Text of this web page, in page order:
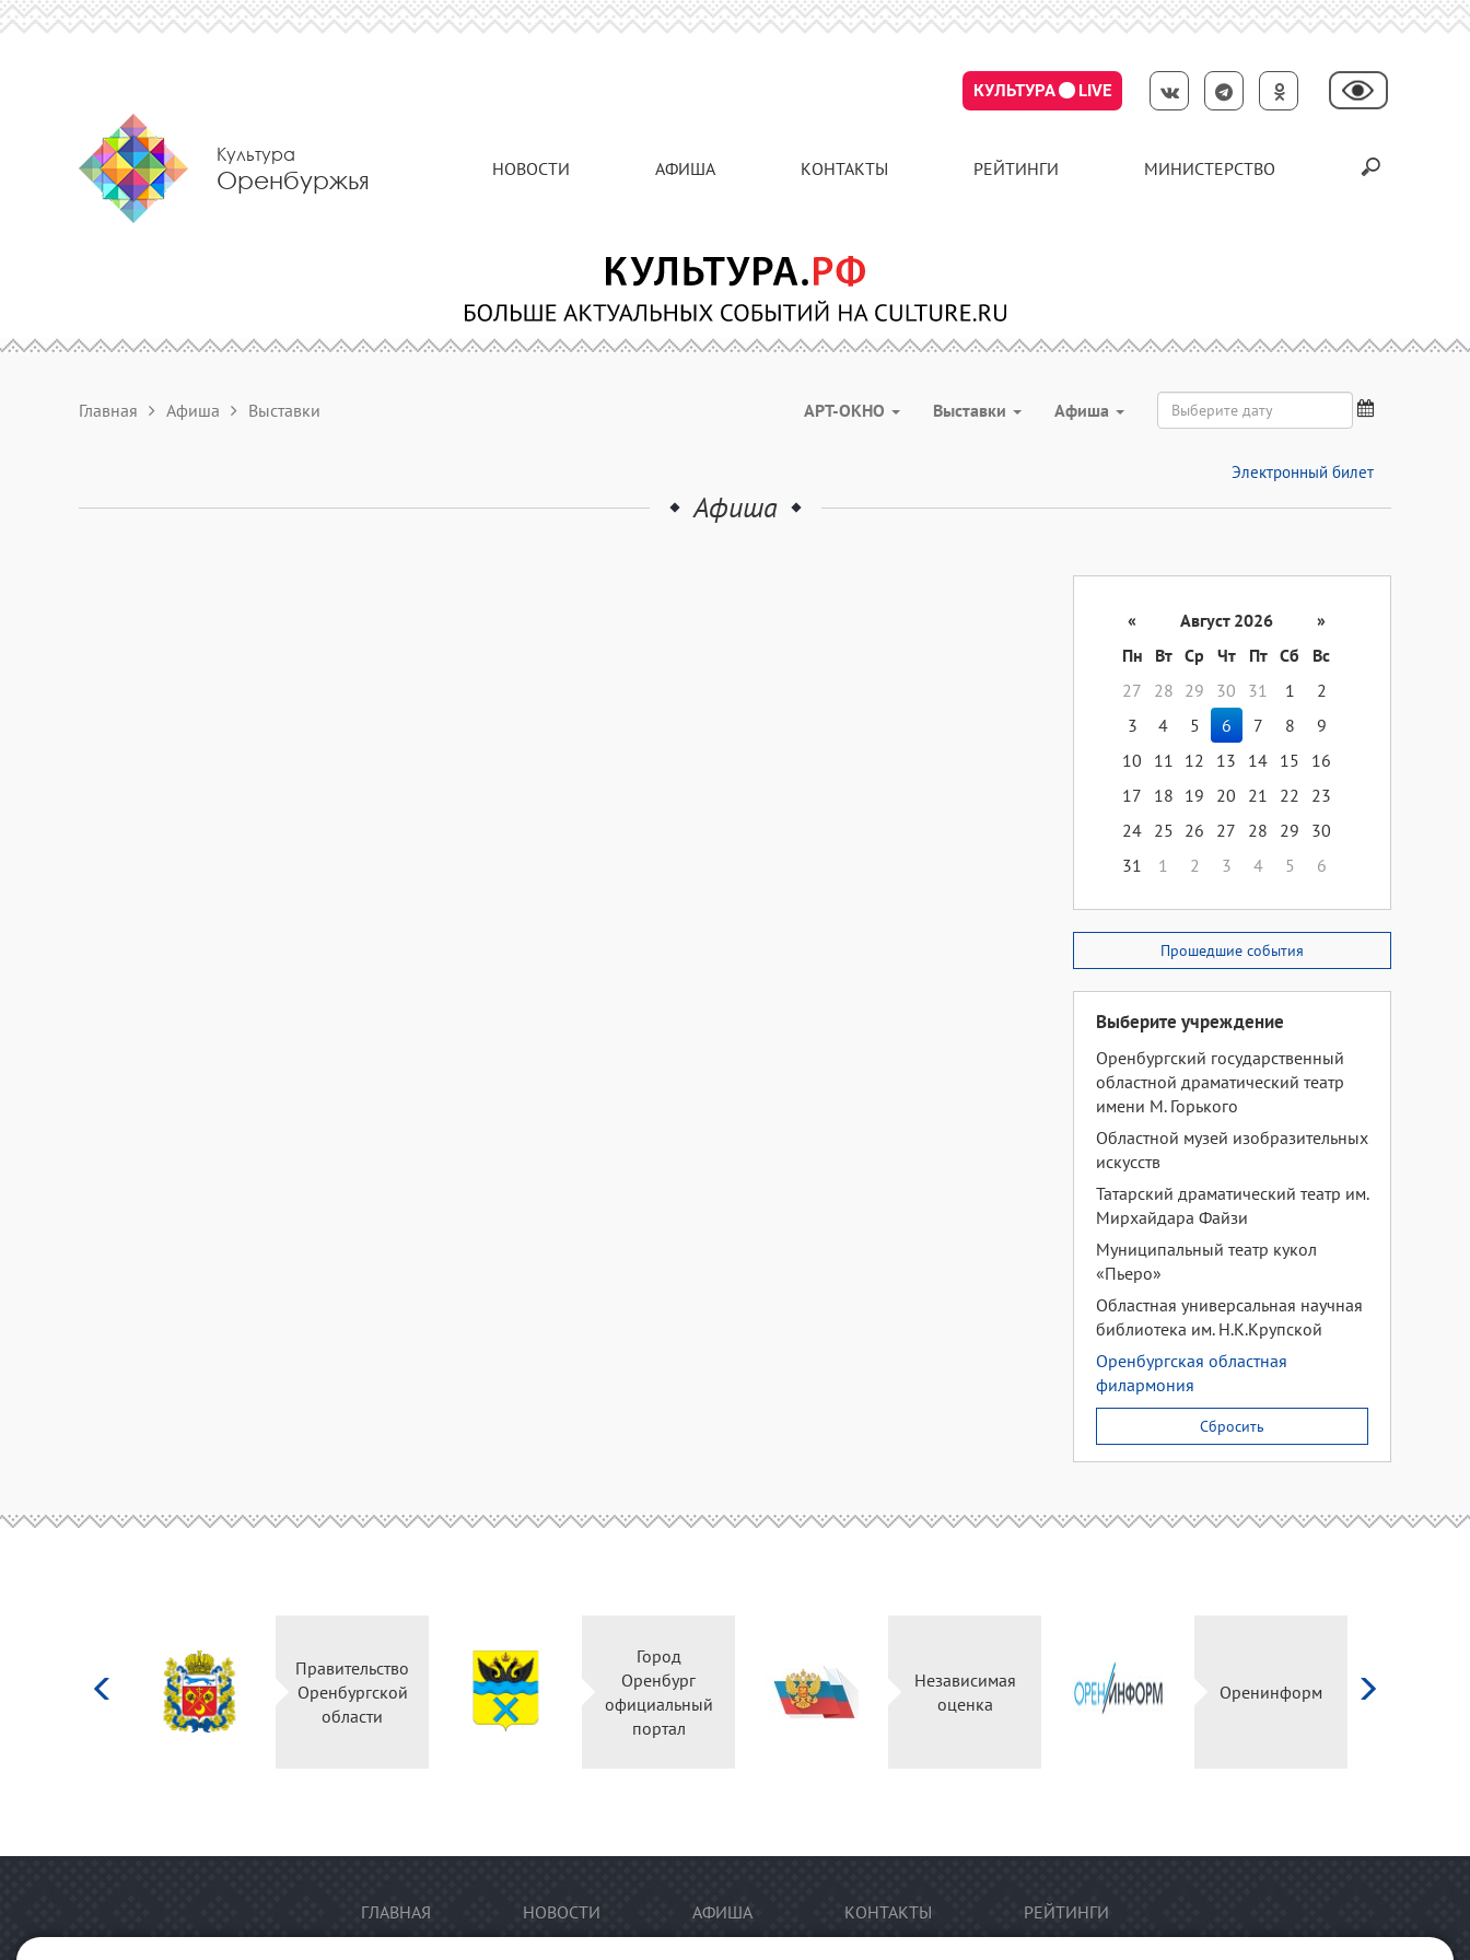
КУЛЬТУРА LIVE
Культура
Оренбуржья НОВОСТИ АФИША КОНТАКТЫ РЕЙТИНГИ МИНИСТЕРСТВО
Главная Афиша Выставки АРТ-ОКНО Выставки Aфиша
Электронный билет
Афиша
« Август 2026
»
Пн
Вт Ср Чт Пт Сб
Вс
27
28 29 30 31 1
2
3
4 5 6 7 8
9
10
11 12 13 14 15
16
17
18 19 20 21 22
23
24 25 26 27 28 29
30
31
1 2 3 4 5 6
Прошедшие события
Выберите учреждение
Оренбургский государственный
областной драматический театр
имени М. Горького
Областной музей изобразительных
искусств
Татарский драматический театр им.
Мирхайдара Файзи
Муниципальный театр кукол
«Пьеро»
Областная универсальная научная
библиотека им. Н.К.Крупской
Оренбургская областная
филармония
Сбросить
Правительство
Оренбургской
области
Город
Оренбург
официальный
портал
Независимая
оценка
Оренинформ
ГЛАВНАЯ НОВОСТИ АФИША КОНТАКТЫ РЕЙТИНГИ